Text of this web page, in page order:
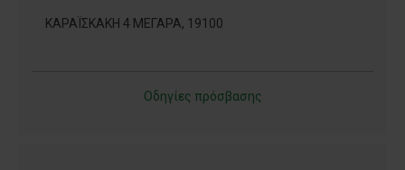
ΚΑΡΑΪΣΚΑΚΗ 4 ΜΕΓΑΡΑ, 19100
Οδηγίες πρόσβασης